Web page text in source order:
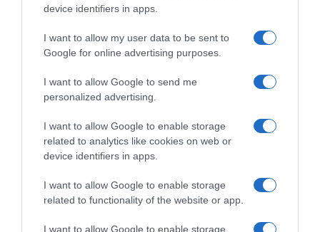
device identifiers in apps.
I want to allow my user data to be sent to
Google for online advertising purposes.
I want to allow Google to send me
personalized advertising.
I want to allow Google to enable storage
related to analytics like cookies on web or
device identifiers in apps.
I want to allow Google to enable storage
related to functionality of the website or app.
I want to allow Google to enable storage
Prema astrološkim prognozama, Blizanci imaju najizraženiji
potencijal za finansijski napredak tokom ove sedmice. Jupiter
zatvara jednogodišnji ciklus obilja prije ulaska u Lava, što donosi
rijetku priliku za realizaciju važnih planova i završavanje velikih
Veliki finansijski preokreti rijetko dolaze iznenada. Najčešće
počinju jednim razgovorom, odlukom ili pitanjem koje ste dugo
zabavu i ne predstavljaju naučno potvrđene prognoze budućih